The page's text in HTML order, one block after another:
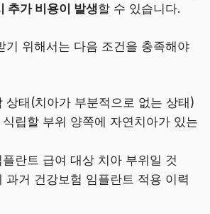
추가 비용이 발생할 수 있습니다.
기 위해서는 다음 조건을 충족해야
상태(치아가 부분적으로 없는 상태)
립할 부위 양쪽에 자연치아가 있는
란트 급여 대상 치아 부위일 것
과거 건강보험 임플란트 적용 이력